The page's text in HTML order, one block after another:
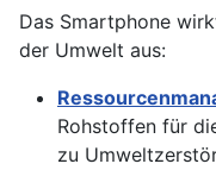
Das Smartphone
der Umwelt aus:
Rohstoffen für
zu